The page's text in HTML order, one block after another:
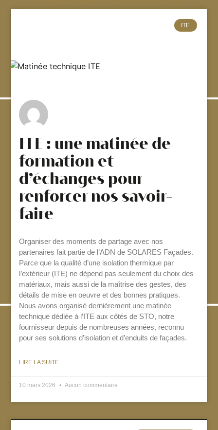
ITE
ITE : une matinée de
formation et
d’échanges pour
renforcer nos savoir-
faire
Organiser des moments de partage avec nos
partenaires fait partie de l’ADN de SOLARES Façades.
Parce que la qualité d’une isolation thermique par
l’extérieur (ITE) ne dépend pas seulement du choix des
matériaux, mais aussi de la maîtrise des gestes, des
détails de mise en oeuvre et des bonnes pratiques.
Nous avons organisé dernièrement une matinée
technique dédiée à l’ITE aux côtés de STO, notre
fournisseur depuis de nombreuses années, reconnu
pour ses solutions d’isolation et d’enduits de façades.
LIRE LA SUITE
10 mars 2026 Aucun commentaire